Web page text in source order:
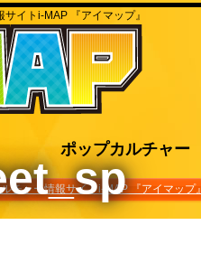
イトi-MAP 『アイマップ』
ポップカルチャー
チャー情報サイトi-MAP 『アイマップ』